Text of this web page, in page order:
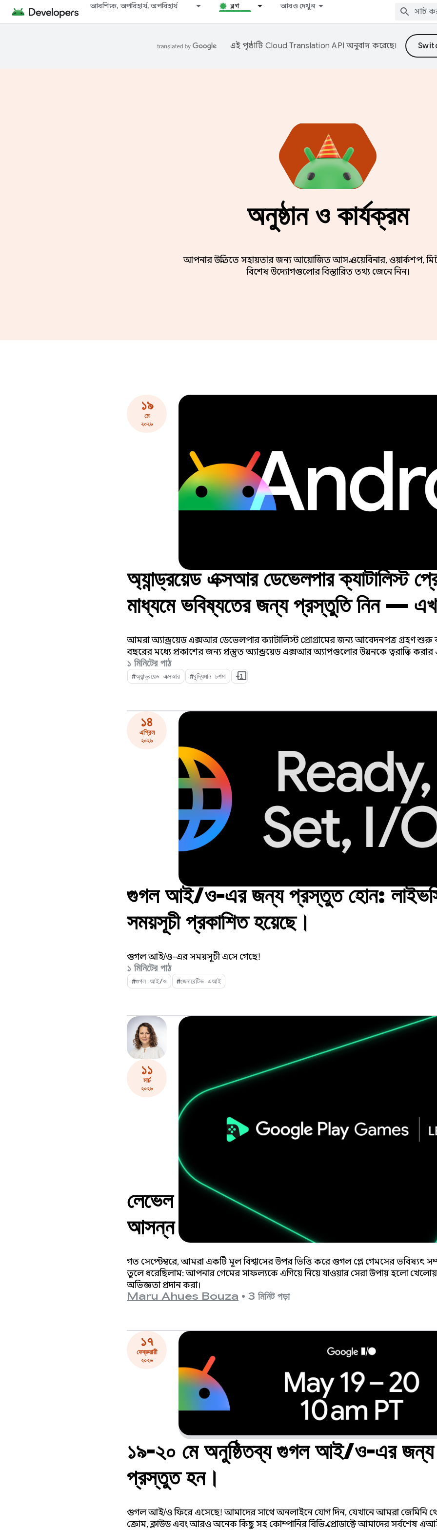
আবশ্যিক, অপরিহার্য, অপরিহার্য ব্লগ আরও দেখুন
এই পৃষ্ঠাটি Cloud Translation API অনুবাদ করেছে।
অনুষ্ঠান ও কার্যক্রম
আপনার উন্নতিতে সহায়তার জন্য আয়োজিত আসন্ন ওয়েবিনার, ওয়ার্কশপ,
বিশেষ উদ্যোগগুলোর বিস্তারিত তথ্য জেনে নিন।
১৯
মে
২০২৬
অ্যান্ড্রয়েড এক্সআর ডেভেলপার ক্যাটালিস্ট
মাধ্যমে ভবিষ্যতের জন্য প্রস্তুতি নিন —
আবেদন করুন!
আমরা অ্যান্ড্রয়েড এক্সআর ডেভেলপার ক্যাটালিস্ট প্রোগ্রামের জন্য আবেদনপত্র গ্রহণ
বছরের মধ্যে প্রকাশের জন্য প্রস্তুত অ্যান্ড্রয়েড এক্সআর অ্যাপগুলোর উন্নয়নকে ত্বরান্বিত
১ মিনিটের পাঠ
#অ্যান্ড্রয়েড এক্সআর #বুদ্ধিমান চশমা +1
১৪
এপ্রিল
২০২৬
গুগল আই/ও-এর জন্য প্রস্তুত হোন:
সময়সূচী প্রকাশিত হয়েছে।
গুগল আই/ও-এর সময়সূচী এসে গেছে!
১ মিনিটের পাঠ
#গুগল আই/ও #জেনারেটিভ এআই
১১
মার্চ
২০২৬
লেভেল আপ: সাইডকিক পরীক্ষা করুন এবং
আসন্ন মাইলফলকগুলোর জন্য প্রস্তুত হন।
গত সেপ্টেম্বরে, আমরা একটি মূল বিশ্বাসের উপর ভিত্তি করে গুগল প্লে গেমসের ভবিষ্যৎ
তুলে ধরেছিলাম: আপনার গেমের সাফল্যকে এগিয়ে নিয়ে যাওয়ার সেরা উপায় হলো
অভিজ্ঞতা প্রদান করা।
Maru Ahues Bouza • 3 মিনিট পড়া
১৭
ফেব্রুয়ারী
২০২৬
১৯-২০ মে অনুষ্ঠিতব্য গুগল আই/ও-এর জন্য
প্রস্তুত হন।
গুগল আই/ও ফিরে এসেছে! আমাদের সাথে অনলাইনে যোগ দিন, যেখানে আমরা জেমিনি
ক্রোম, ক্লাউড এবং আরও অনেক কিছু সহ কোম্পানির বিভিন্ন প্রোডাক্টে আমাদের সর্বশেষ